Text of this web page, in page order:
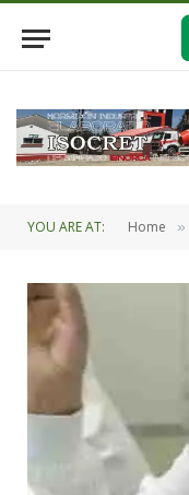
YOU ARE AT: Home »